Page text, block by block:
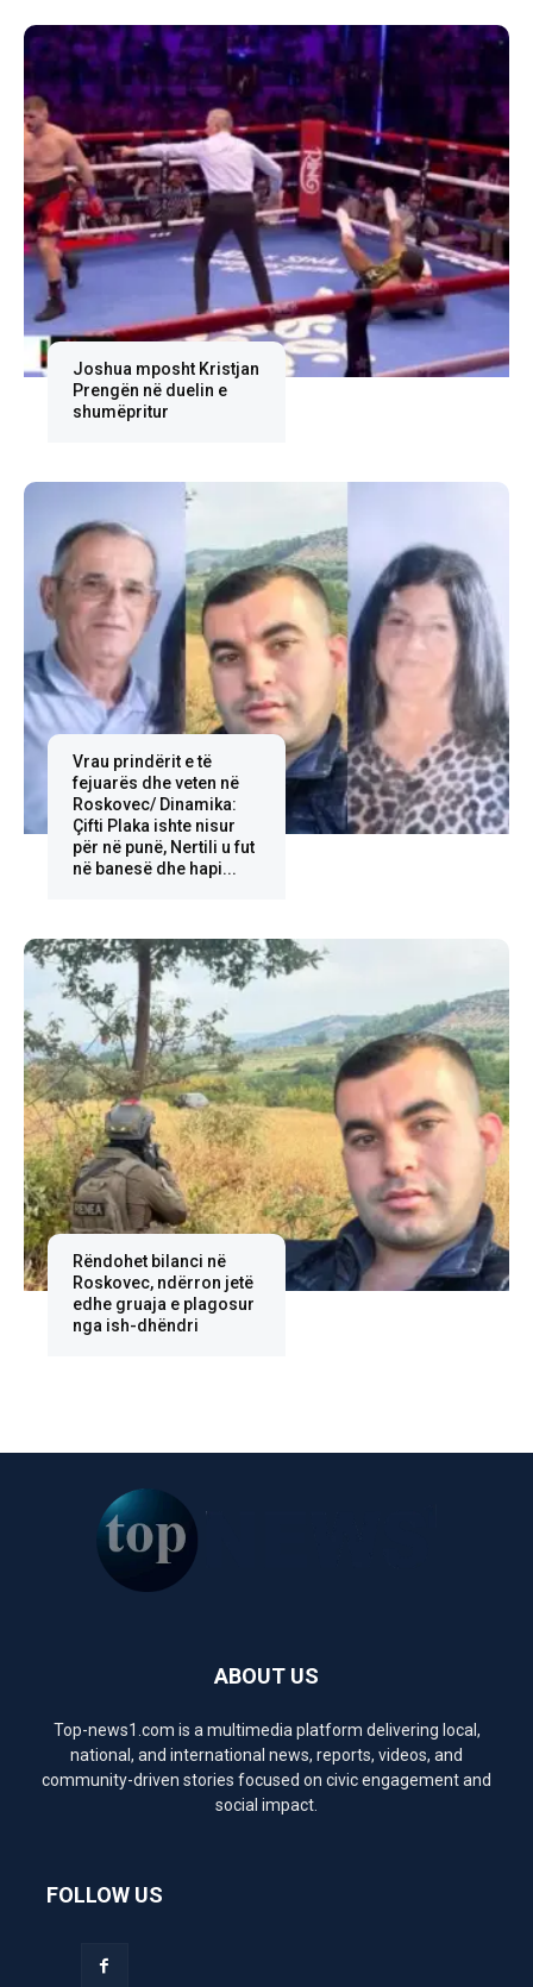
Joshua mposht Kristjan
Prengën në duelin e
shumëpritur
Vrau prindërit e të
fejuarës dhe veten në
Roskovec/ Dinamika:
Çifti Plaka ishte nisur
për në punë, Nertili u fut
në banesë dhe hapi...
Rëndohet bilanci në
Roskovec, ndërron jetë
edhe gruaja e plagosur
nga ish-dhëndri
ABOUT US
Top-news1.com is a multimedia platform delivering local,
national, and international news, reports, videos, and
community-driven stories focused on civic engagement and
social impact.
FOLLOW US